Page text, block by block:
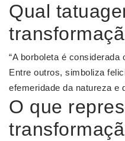
Qual
“A borboleta é considerada
Entre outros, simboliza
efemeridade da natureza e
O que